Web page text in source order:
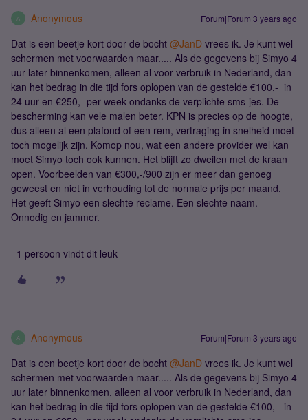
A Anonymous Forum|Forum|3 years ago
Dat is een beetje kort door de bocht @JanD vrees ik. Je kunt wel
schermen met voorwaarden maar..... Als de gegevens bij Simyo 4
uur later binnenkomen, alleen al voor verbruik in Nederland, dan
kan het bedrag in die tijd fors oplopen van de gestelde €100,- in
24 uur en €250,- per week ondanks de verplichte sms-jes. De
bescherming kan vele malen beter. KPN is precies op de hoogte,
dus alleen al een plafond of een rem, vertraging in snelheid moet
toch mogelijk zijn. Komop nou, wat een andere provider wel kan
moet Simyo toch ook kunnen. Het blijft zo dweilen met de kraan
open. Voorbeelden van €300,-/900 zijn er meer dan genoeg
geweest en niet in verhouding tot de normale prijs per maand.
Het geeft Simyo een slechte reclame. Een slechte naam.
Onnodig en jammer.
1 persoon vindt dit leuk
A Anonymous Forum|Forum|3 years ago
Dat is een beetje kort door de bocht @JanD vrees ik. Je kunt wel
schermen met voorwaarden maar..... Als de gegevens bij Simyo 4
uur later binnenkomen, alleen al voor verbruik in Nederland, dan
kan het bedrag in die tijd fors oplopen van de gestelde €100,- in